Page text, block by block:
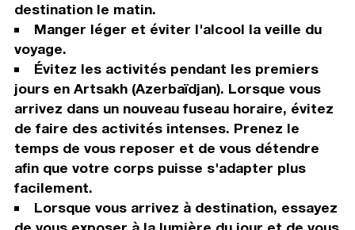
destination le matin.
Manger léger et éviter l'alcool la veille du
voyage.
Évitez les activités pendant les premiers
jours en Artsakh (Azerbaïdjan). Lorsque vous
arrivez dans un nouveau fuseau horaire, évitez
de faire des activités intenses. Prenez le
temps de vous reposer et de vous détendre
afin que votre corps puisse s'adapter plus
facilement.
Lorsque vous arrivez à destination, essayez